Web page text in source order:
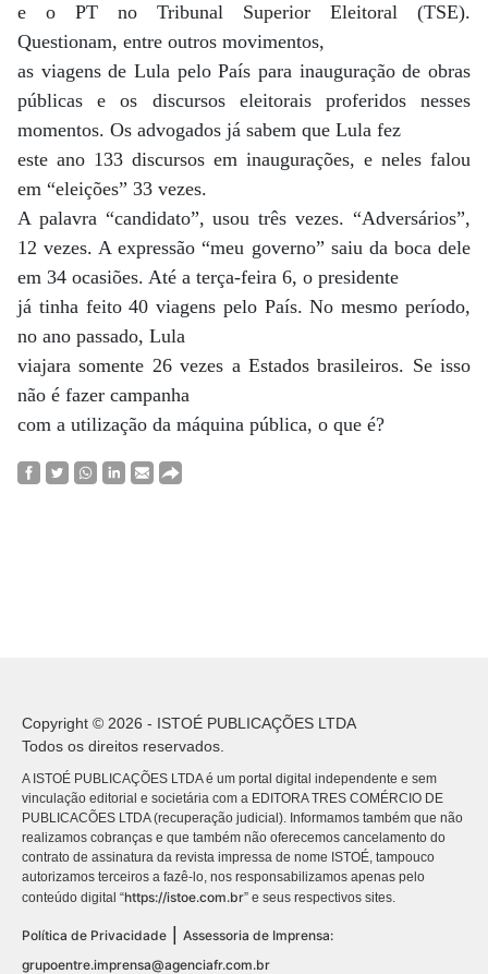
e o PT no Tribunal Superior Eleitoral (TSE).
Questionam, entre outros movimentos,
as viagens de Lula pelo País para inauguração de obras
públicas e os discursos eleitorais proferidos nesses
momentos. Os advogados já sabem que Lula fez
este ano 133 discursos em inaugurações, e neles falou
em “eleições” 33 vezes.
A palavra “candidato”, usou três vezes. “Adversários”,
12 vezes. A expressão “meu governo” saiu da boca dele
em 34 ocasiões. Até a terça-feira 6, o presidente
já tinha feito 40 viagens pelo País. No mesmo período,
no ano passado, Lula
viajara somente 26 vezes a Estados brasileiros. Se isso
não é fazer campanha
com a utilização da máquina pública, o que é?
Copyright © 2026 - ISTOÉ PUBLICAÇÕES LTDA
Todos os direitos reservados.
A ISTOÉ PUBLICAÇÕES LTDA é um portal digital independente e sem
vinculação editorial e societária com a EDITORA TRES COMÉRCIO DE
PUBLICACÕES LTDA (recuperação judicial). Informamos também que não
realizamos cobranças e que também não oferecemos cancelamento do
contrato de assinatura da revista impressa de nome ISTOÉ, tampouco
autorizamos terceiros a fazê-lo, nos responsabilizamos apenas pelo
conteúdo digital “https://istoe.com.br” e seus respectivos sites.
Política de Privacidade
Assessoria de Imprensa:
grupoentre.imprensa@agenciafr.com.br